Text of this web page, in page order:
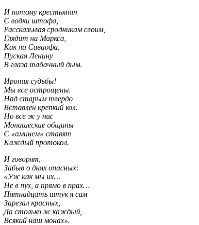
И потому крестьянин
С водки штофа,
Рассказывая сродникам своим,
Глядит на Маркса,
Как на Саваофа,
Пуская Ленину
В глаза табачный дым.
Ирония судьбы!
Мы все острощены.
Над старым твердо
Вставлен крепкий кол.
Но все ж у нас
Монашеские общины
С «аминем» ставят
Каждый протокол.
И говорят,
Забыв о днях опасных:
«Уж как мы их…
Не в пух, а прямо в прах…
Пятнадцать штук я сам
Зарезал красных,
Да столько ж каждый,
Всякий наш монах».